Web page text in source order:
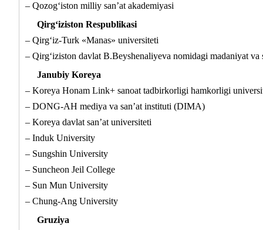
– Qozog‘iston milliy san’at akademiyasi
Qirg‘iziston Respublikasi
– Qirg‘iz-Turk «Manas» universiteti
– Qirg‘iziston davlat B.Beyshenaliyeva nomidagi madaniyat va
Janubiy Koreya
– Koreya Honam Link+ sanoat tadbirkorligi hamkorligi
– DONG-AH mediya va san’at instituti (DIMA)
– Koreya davlat san’at universiteti
– Induk University
– Sungshin University
– Suncheon Jeil College
– Sun Mun University
– Chung-Ang University
Gruziya